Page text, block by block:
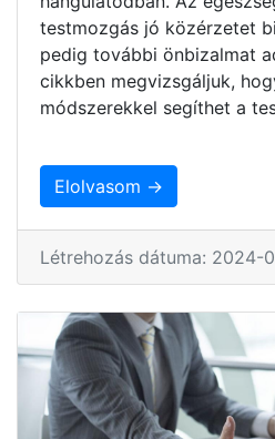
testmozgás jó közérzetet
pedig további önbizalmat
cikkben megvizsgáljuk,
módszerekkel segíthet a
Elolvasom →
Létrehozás dátuma: 2024-